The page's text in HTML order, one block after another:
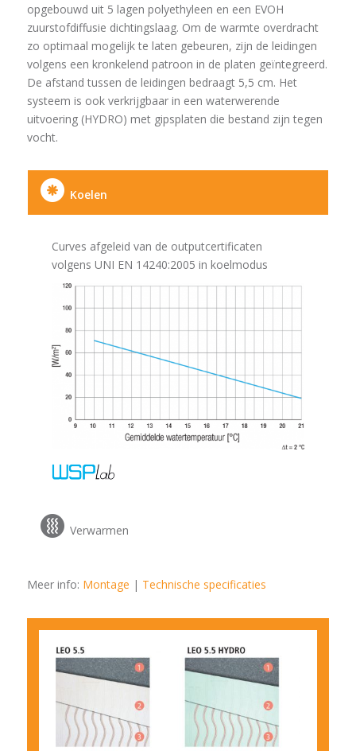
opgebouwd uit 5 lagen polyethyleen en een EVOH
zuurstofdiffusie dichtingslaag. Om de warmte overdracht
zo optimaal mogelijk te laten gebeuren, zijn de leidingen
volgens een kronkelend patroon in de platen geïntegreerd.
De afstand tussen de leidingen bedraagt 5,5 cm. Het
systeem is ook verkrijgbaar in een waterwerende
uitvoering (HYDRO) met gipsplaten die bestand zijn tegen
vocht.
Koelen
Curves afgeleid van de outputcertificaten
volgens UNI EN 14240:2005 in koelmodus
Verwarmen
Meer info: Montage | Technische specificaties